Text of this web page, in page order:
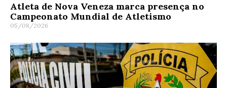
Atleta de Nova Veneza marca presença no
Campeonato Mundial de Atletismo
05/08/2026